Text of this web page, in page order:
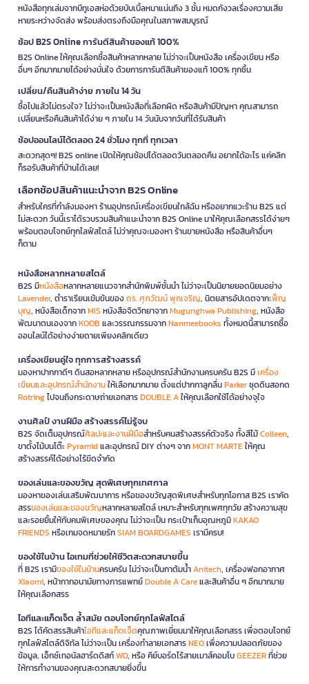
หนังสือทุกเล่มจากบีทูเอสห่อด้วยบับเบิ้ลหนาแน่นถึง 3 ชั้น หมดกังวลเรื่องความเสีย
หายระหว่างจัดส่ง พร้อมส่งตรงถึงมือคุณในสภาพสมบูรณ์
ช้อป B2S Online การันตีสินค้าของแท้ 100%
B2S Online ให้คุณเลือกซื้อสินค้าหลากหลาย ไม่ว่าจะเป็นหนังสือ เครื่องเขียน หรือ
อื่นๆ อีกมากมายได้อย่างมั่นใจ ด้วยการการันตีสินค้าของแท้ 100% ทุกชิ้น
เปลี่ยน/คืนสินค้าง่าย ภายใน 14 วัน
ซื้อไปแล้วไม่ตรงใจ? ไม่ว่าจะเป็นหนังสือที่เลือกผิด หรือสินค้ามีปัญหา คุณสามารถ
เปลี่ยนหรือคืนสินค้าได้ง่าย ๆ ภายใน 14 วันนับจากวันที่ได้รับสินค้า
ช้อปออนไลน์ได้ตลอด 24 ชั่วโมง ทุกที่ ทุกเวลา
สะดวกสุดๆ! B2S online เปิดให้คุณช้อปได้ตลอดวันตลอดคืน อยากได้อะไร แค่คลิก
ก็รอรับสินค้าที่บ้านได้เลย!
เลือกช้อปสินค้าแนะนำจาก B2S Online
สำหรับใครที่กำลังมองหา ร้านอุปกรณ์เครื่องเขียนใกล้ฉัน หรืออยากแวะร้าน B2S แต่
ไม่สะดวก วันนี้เราได้รวบรวมสินค้าแนะนำจาก B2S Online มาให้คุณเลือกสรรได้ง่ายๆ
พร้อมตอบโจทย์ทุกไลฟ์สไตล์ ไม่ว่าคุณจะมองหา ร้านขายหนังสือ หรือสินค้าอื่นๆ
ก็ตาม
หนังสือหลากหลายสไตล์
B2S มีหนังสือหลากหลายแนวจากสำนักพิมพ์ชั้นนำ ไม่ว่าจะเป็นนิยายยอดนิยมอย่าง
Lavender, ตำราเรียนเข้มข้นของดร. ศุภวัฒน์ พุกเจริญ, นิตยสารอัปเดตจากเพ็ญ
บุญ, หนังสือเด็กจากMIS หนังสือจิตวิทยาจากMugunghwa Publishing, หนังสือ
พัฒนาตนเองจากKOOB และวรรณกรรมจากNanmeebooks ทั้งหมดนี้สามารถซื้อ
ออนไลน์ได้อย่างง่ายดายเพียงคลิกเดียว
เครื่องเขียนคู่ใจ ทุกการสร้างสรรค์
มองหาปากกาดีๆ ดินสอหลากหลาย หรืออุปกรณ์สำนักงานครบครัน B2S มีเครื่อง
เขียนและอุปกรณ์สำนักงานให้เลือกมากมาย ตั้งแต่ปากกาลูกลื่นParkerชุดดินสอกด
Rotringไปจนถึงกระดาษถ่ายเอกสารDOUBLE Aให้คุณเลือกใช้ได้อย่างจุใจ
งานศิลป์ งานฝีมือ สร้างสรรค์ไม่รู้จบ
B2S จัดเต็มอุปกรณ์ศิลปะและงานฝีมือสำหรับคนสร้างสรรค์ตัวจริง ทั้งสีไม้Colleen,
ขาตั้งไม้บนโต๊ะPyramidและอุปกรณ์ DIY ต่างๆ จากMONT MARTEให้คุณ
สร้างสรรค์ได้อย่างไร้ขีดจำกัด
ของเล่นและของขวัญ สุดพิเศษทุกเทศกาล
มองหาของเล่นเสริมพัฒนาการ หรือของขวัญสุดพิเศษสำหรับทุกโอกาส B2S เราคัด
สรรของเล่นและของขวัญหลากหลายสไตล์ เหมาะสำหรับทุกเพศทุกวัย สร้างความสุข
และรอยยิ้มให้กับคนพิเศษของคุณ ไม่ว่าจะเป็น กระเป๋าเก็บอุณหภูมิKAKAO
FRIENDS หรือเกมจดหมายรักSIAM BOARDGAMES เรามีครบ!
ของใช้ในบ้าน ไอเทมที่ช่วยให้ชีวิตสะดวกสบายขึ้น
ที่ B2S เรามีของใช้ในบ้านครบครัน ไม่ว่าจะเป็นกาต้มน้ำAnitech, เครื่องฟอกอากาศ
Xiaomi, หน้ากากอนามัยทางการแพทย์Double A Careและสินค้าอื่น ๆ อีกมากมาย
ให้คุณเลือกสรร
ไอทีและแก็ดเจ็ต ล้ำสมัย ตอบโจทย์ทุกไลฟ์สไตล์
B2S ได้คัดสรรสินค้าไอทีและแก็ดเจ็ตคุณภาพเยี่ยมมาให้คุณเลือกสรร เพื่อตอบโจทย์
ทุกไลฟ์สไตล์ดิจิทัล ไม่ว่าจะเป็น เครื่องทำลายเอกสารNEOเพื่อความปลอดภัยของ
ข้อมูล, เอ็กซ์เทอนัลฮาร์ดดิสก์WD, หรือ คีย์บอร์ดไร้สายเมาส์คอมโบGEEZERที่ช่วย
ให้การทำงานของคุณสะดวกสบายยิ่งขึ้น